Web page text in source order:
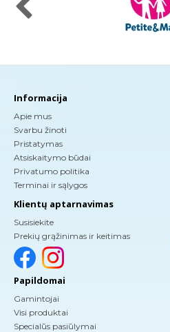
Informacija
Apie mus
Svarbu žinoti
Pristatymas
Atsiskaitymo būdai
Privatumo politika
Terminai ir sąlygos
Klientų aptarnavimas
Susisiekite
Prekių grąžinimas ir keitimas
Papildomai
Gamintojai
Visi produktai
Specialūs pasiūlymai